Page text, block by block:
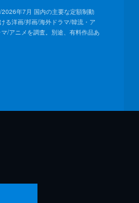
年7⽉ 国内の主要な定額制動
る洋画/邦画/海外ドラマ/韓流・ア
/アニメを調査。別途、有料作品あ